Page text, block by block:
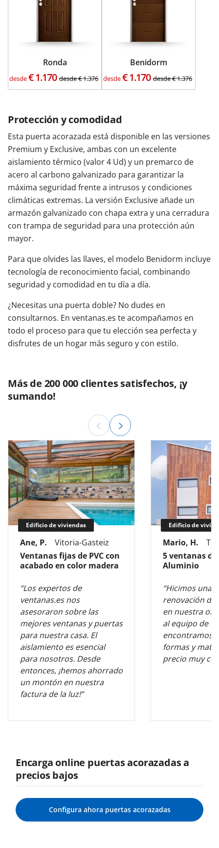
Ronda
desde€1.170 desde€1.376
Benidorm
desde€1.170 desde€1.376
Protección y comodidad
Esta puerta acorazada está disponible en las versiones
Premium y Exclusive, ambas con un excelente
aislamiento térmico (valor 4 Ud) y un premarco de
acero al carbono galvanizado para garantizar la
máxima seguridad frente a intrusos y condiciones
climáticas extremas. La versión Exclusive añade un
armazón galvanizado con chapa extra y una cerradura
con trampa de seguridad para una protección aún
mayor.
Para que olvides las llaves, el modelo Benidorm incluye
tecnología de reconocimiento facial, combinando
seguridad y comodidad en tu día a día.
¿Necesitas una puerta doble? No dudes en
consultarnos. En ventanas.es te acompañamos en
todo el proceso para que tu elección sea perfecta y
disfrutes de un hogar más seguro y con estilo.
Más de 200 000 clientes satisfechos, ¡y
sumando!
Edificio de viviendas
Ane, P.
Vitoria-Gasteiz
Ventanas fijas de PVC con
acabado en color madera
“Los expertos de
ventanas.es nos
asesoraron sobre las
mejores ventanas y puertas
para nuestra casa. El
aislamiento es esencial
para nosotros. Desde
entonces, ¡hemos ahorrado
un montón en nuestra
factura de la luz!”
Edificio de
Mario, H.
5 ventanas de
Aluminio
“Hicimos una
renovación de
en nuestra
al equipo de
encontramos
formas y
precio muy
Encarga online puertas acorazadas a
precios bajos
Configura ahora puertas acorazadas